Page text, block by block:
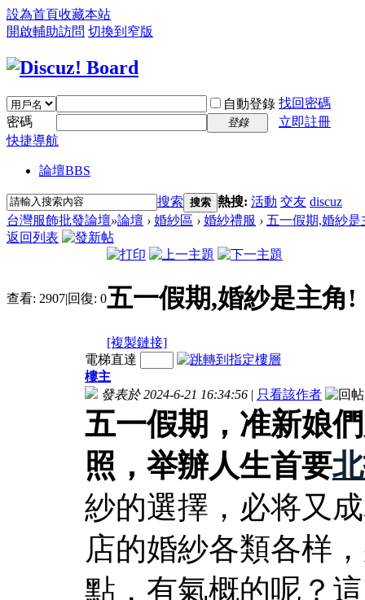
設為首頁收藏本站
開啟輔助訪問 切換到窄版
自動登錄 找回密碼
密碼
登錄
立即註冊
快捷導航
論壇BBS
搜索 搜索 熱搜: 活動 交友 discuz
台灣服飾批發論壇»論壇 › 婚紗區 › 婚紗禮服 › 五一假期,婚紗是
返回列表
查看: 2907|回復: 0五一假期,婚紗是主角!
[複製鏈接]
電梯直達
樓主
發表於 2024-6-21 16:34:56 | 只看該作者
五一假期，准新娘
照，举辦人生首要
紗的選擇，必将又
店的婚紗各類各样
點，有氣概的呢？